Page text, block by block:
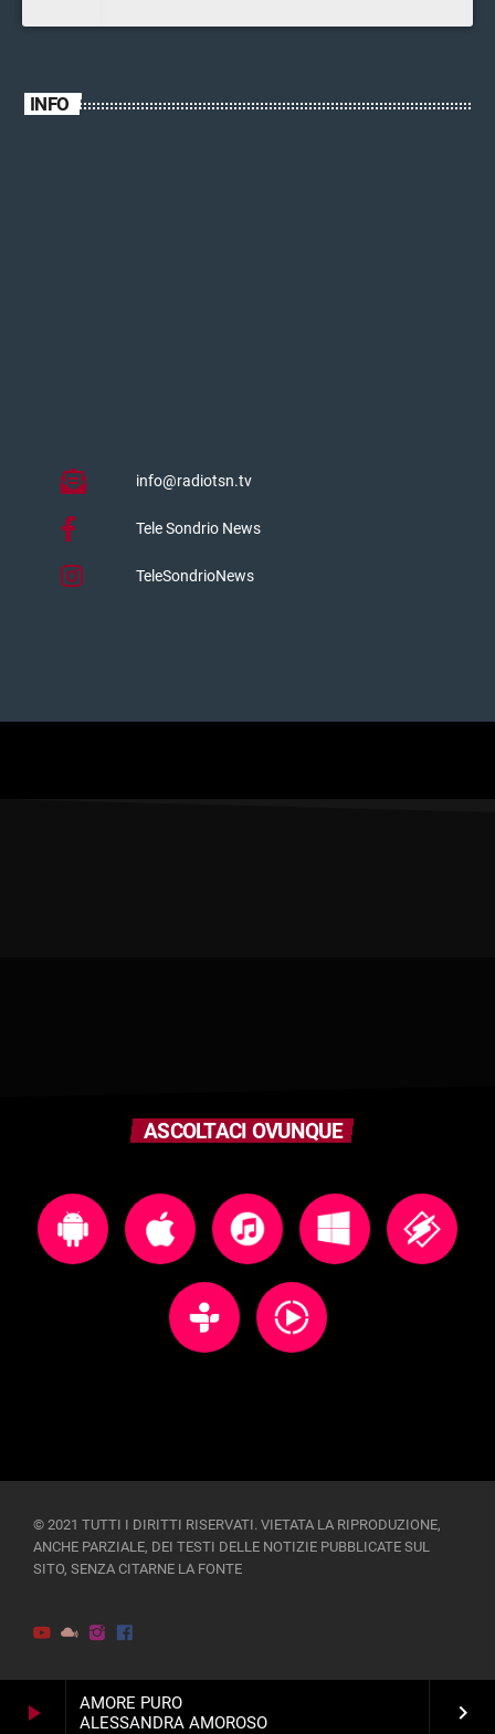
play_arrow
AMORE PURO
ALESSANDRA AMOROSO
keyboard_arrow_right
INFO
info@radiotsn.tv
Tele Sondrio News
TeleSondrioNews
ASCOLTACI OVUNQUE
© 2021 TUTTI I DIRITTI RISERVATI. VIETATA LA RIPRODUZIONE,
ANCHE PARZIALE, DEI TESTI DELLE NOTIZIE PUBBLICATE SUL
SITO, SENZA CITARNE LA FONTE